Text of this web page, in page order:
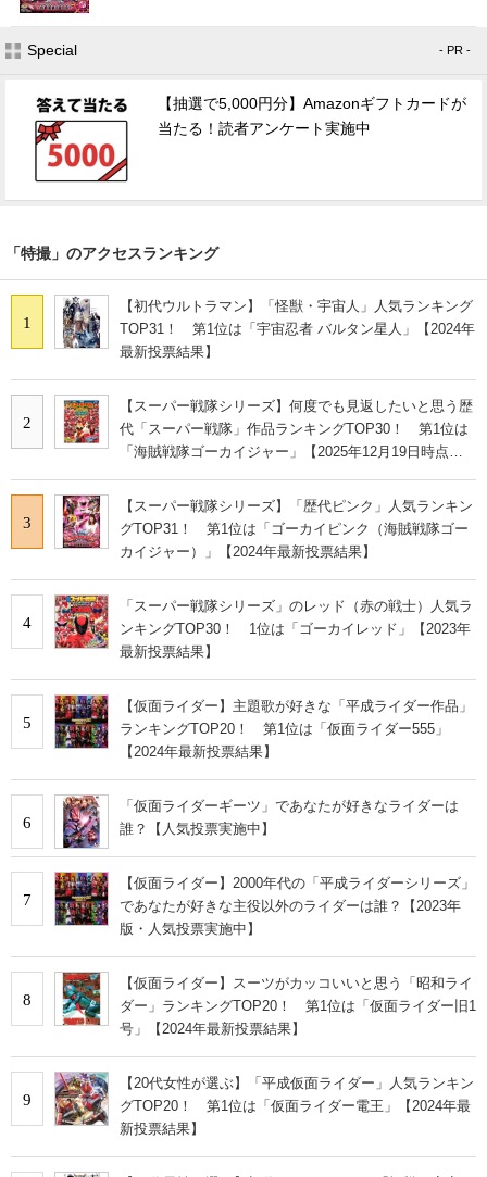
Special - PR -
【抽選で5,000円分】Amazonギフトカードが
当たる！読者アンケート実施中
「特撮」のアクセスランキング
1
【初代ウルトラマン】「怪獣・宇宙人」人気ランキング
TOP31！ 第1位は「宇宙忍者 バルタン星人」【2024年
最新投票結果】
2
【スーパー戦隊シリーズ】何度でも見返したいと思う歴
代「スーパー戦隊」作品ランキングTOP30！ 第1位は
「海賊戦隊ゴーカイジャー」【2025年12月19日時点の
3
【スーパー戦隊シリーズ】「歴代ピンク」人気ランキン
グTOP31！ 第1位は「ゴーカイピンク（海賊戦隊ゴー
カイジャー）」【2024年最新投票結果】
4
「スーパー戦隊シリーズ」のレッド（赤の戦士）人気ラ
ンキングTOP30！ 1位は「ゴーカイレッド」【2023年
最新投票結果】
5
【仮面ライダー】主題歌が好きな「平成ライダー作品」
ランキングTOP20！ 第1位は「仮面ライダー555」
【2024年最新投票結果】
6
「仮面ライダーギーツ」であなたが好きなライダーは
誰？【人気投票実施中】
7
【仮面ライダー】2000年代の「平成ライダーシリーズ」
であなたが好きな主役以外のライダーは誰？【2023年
版・人気投票実施中】
8
【仮面ライダー】スーツがカッコいいと思う「昭和ライ
ダー」ランキングTOP20！ 第1位は「仮面ライダー旧1
号」【2024年最新投票結果】
9
【20代女性が選ぶ】「平成仮面ライダー」人気ランキン
グTOP20！ 第1位は「仮面ライダー電王」【2024年最
新投票結果】